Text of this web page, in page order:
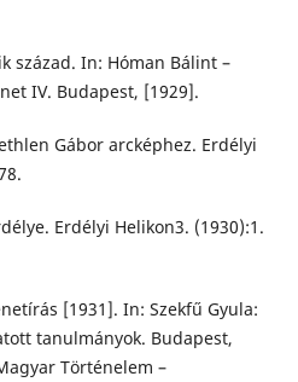
század. In: Hóman Bálint –
IV. Budapest, [1929].
Gábor arcképhez. Erdélyi
Erdélyi Helikon3. (1930):1.
[1931]. In: Szekfű Gyula:
tanulmányok. Budapest,
Történelem –